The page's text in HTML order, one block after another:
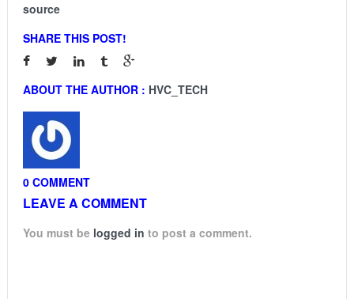
source
SHARE THIS POST!
ABOUT THE AUTHOR : HVC_TECH
0 COMMENT
LEAVE A COMMENT
You must be logged in to post a comment.